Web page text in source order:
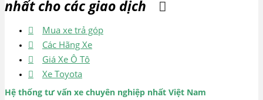
nhất cho các giao dịch
Mua xe trả góp
Các Hãng Xe
Giá Xe Ô Tô
Xe Toyota
Hệ thống tư vấn xe chuyên nghiệp nhất Việt Nam